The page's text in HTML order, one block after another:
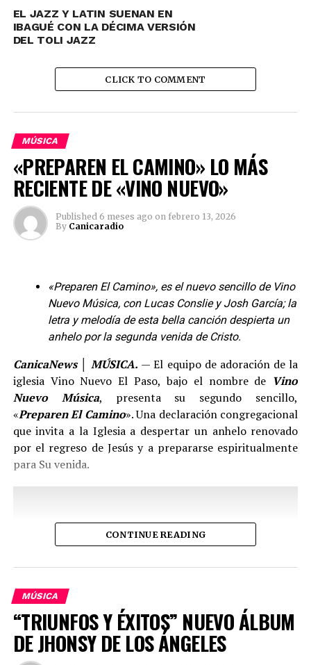
La opinión de conocedores en talento afirman que, “El
Sureño Cantor” es de esos artistas integrales que no
solo canta, sino que interpreta, baila y conquista desde
que aparece en los escenarios; y es que Jhon Darwin
Chávez, un humilde muchacho de escasos 12 años de
edad, que nacido en las montañas de Chaparral al sur de
JHON DARWINen la actualidad adelanta estudios de
bachillerato y cursa séptimo en la Institución Educativa
Manuel Murillo Toro de su natal Chaparral.
El Sureño Cantor” se dio a conocer con su talento a la
edad de cinco años, su corta vida se ha desarrollado en el
razón le gusta la vida militar y sueña con pertenecer a
las filas del Glorioso Ejército Colombiano.
MientrasJHON DARWIN“ El Sureño Cantor
oportunidad de grabar su primer sencillo, los tolimenses
EL JAZZ Y LATIN SUENAN EN
IBAGUÉ CON LA DÉCIMA VERSIÓN
DEL TOLI JAZZ
CLICK TO COMMENT
MÚSICA
«PREPAREN EL CAMINO» LO MÁS
RECIENTE DE «VINO NUEVO»
Published 6 meses ago on febrero 13, 2026
By Canicaradio
«Preparen El Camino», es el nuevo sencillo de Vino
Nuevo Música, con Lucas Conslie y Josh García; la
letra y melodía de esta bella canción despierta un
anhelo por la segunda venida de Cristo.
CanicaNews │ MÚSICA. — El equipo de adoración de la
iglesia Vino Nuevo El Paso, bajo el nombre de Vino
Nuevo Música, presenta su segundo sencillo,
«Preparen El Camino». Una declaración congregacional
que invita a la Iglesia a despertar un anhelo renovado
por el regreso de Jesús y a prepararse espiritualmente
para Su venida.
«Nuestro deseo es que cada oyente desarrolle un anhelo
CONTINUE READING
MÚSICA
“TRIUNFOS Y ÉXITOS” NUEVO ÁLBUM
DE JHONSY DE LOS ÁNGELES